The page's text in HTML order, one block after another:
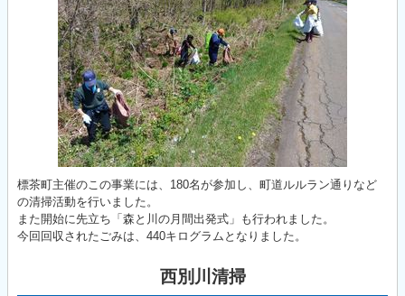
標茶町主催のこの事業には、180名が参加し、町道ルルラン通りなど
の清掃活動を行いました。
また開始に先立ち「森と川の月間出発式」も行われました。
今回回収されたごみは、440キログラムとなりました。
西別川清掃